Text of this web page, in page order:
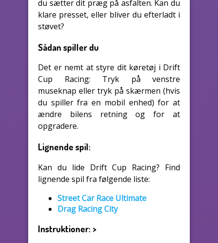
du sætter dit præg på asfalten. Kan du
klare presset, eller bliver du efterladt i
støvet?
Sådan spiller du
Det er nemt at styre dit køretøj i Drift
Cup Racing: Tryk på venstre
museknap eller tryk på skærmen (hvis
du spiller fra en mobil enhed) for at
ændre bilens retning og for at
opgradere.
Lignende spil:
Kan du lide Drift Cup Racing? Find
lignende spil fra følgende liste:
Street Car Race Ultimate
Drag Racing City
Instruktioner: >